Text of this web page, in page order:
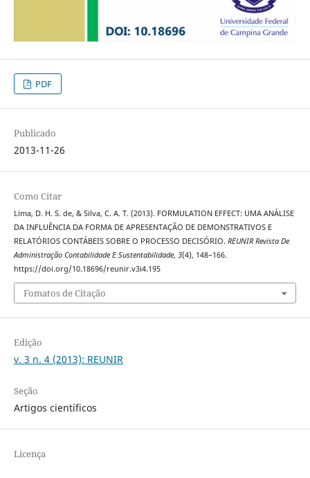
PDF
Publicado
2013-11-26
Como Citar
Lima, D. H. S. de, & Silva, C. A. T. (2013). FORMULATION EFFECT: UMA ANÁLISE
DA INFLUÊNCIA DA FORMA DE APRESENTAÇÃO DE DEMONSTRATIVOS E
RELATÓRIOS CONTÁBEIS SOBRE O PROCESSO DECISÓRIO. REUNIR Revista De
Administração Contabilidade E Sustentabilidade, 3(4), 148–166.
https://doi.org/10.18696/reunir.v3i4.195
Fomatos de Citação
Edição
v. 3 n. 4 (2013): REUNIR
Seção
Artigos científicos
Licença